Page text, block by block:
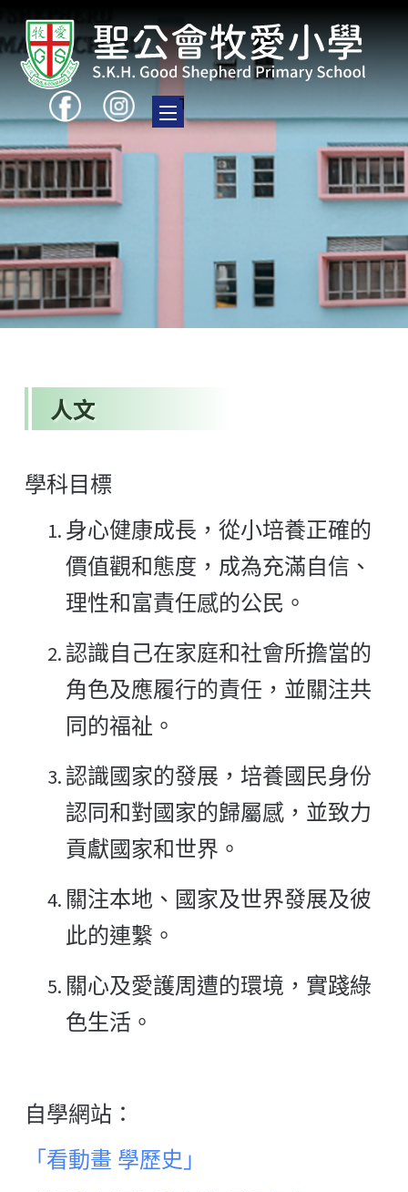
Toggle main menu visibility
人文
學科目標
身心健康成長，從小培養正確的
價值觀和態度，成為充滿自信、
理性和富責任感的公民。
認識自己在家庭和社會所擔當的
角色及應履行的責任，並關注共
同的福祉。
認識國家的發展，培養國民身份
認同和對國家的歸屬感，並致力
貢獻國家和世界。
關注本地、國家及世界發展及彼
此的連繫。
關心及愛護周遭的環境，實踐綠
色生活。
自學網站：
「看動畫 學歷史」